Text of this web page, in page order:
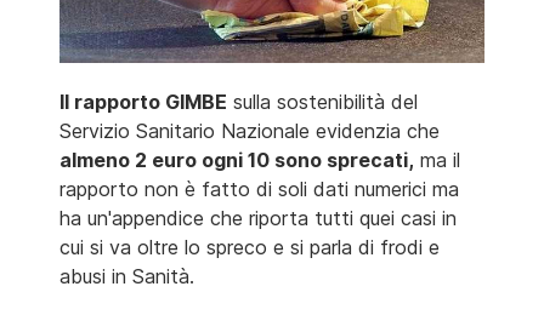
Il rapporto GIMBE sulla sostenibilità del
Servizio Sanitario Nazionale evidenzia che
almeno 2 euro ogni 10 sono sprecati, ma il
rapporto non è fatto di soli dati numerici ma
ha un'appendice che riporta tutti quei casi in
cui si va oltre lo spreco e si parla di frodi e
abusi in Sanità.